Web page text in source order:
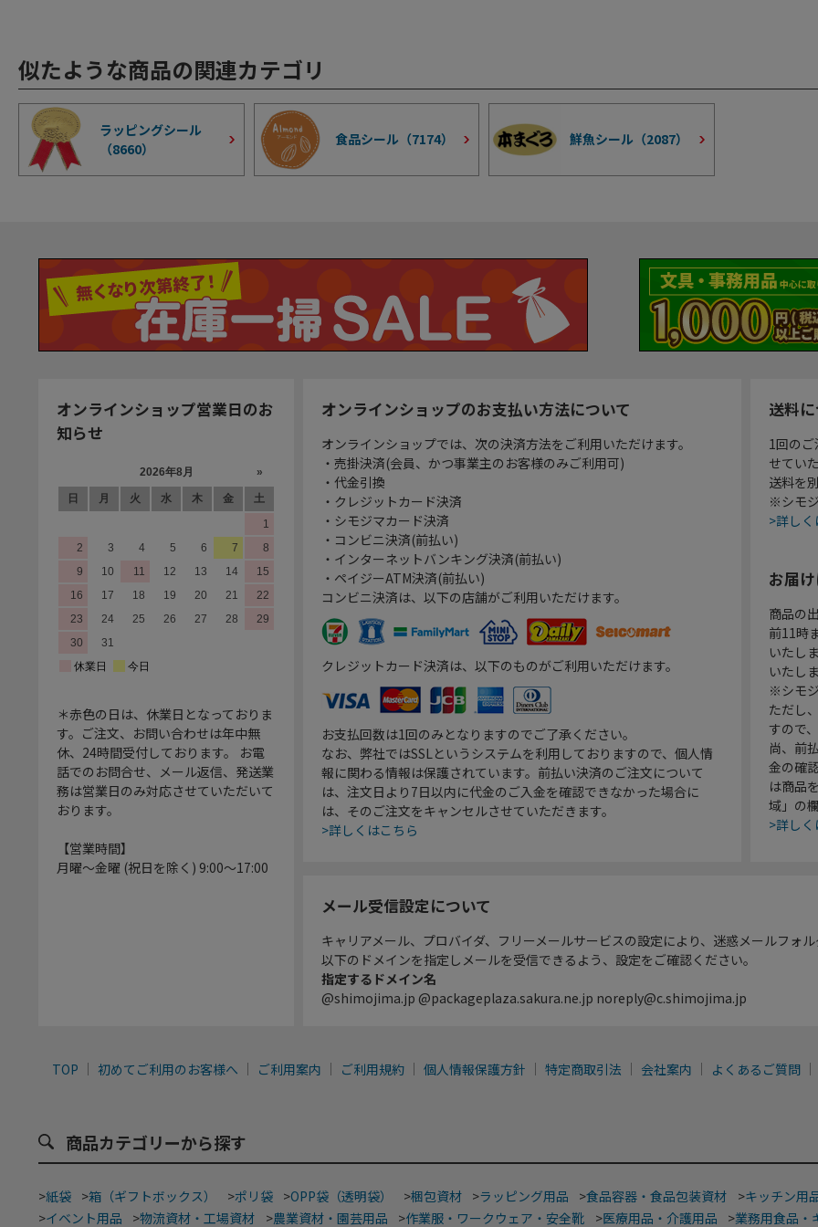
似たような商品の関連カテゴリ
ラッピングシール
（8660）
食品シール（7174） 鮮魚シール（2087）
オンラインショップ営業日のお
知らせ
＊赤色の日は、休業日となっておりま
す。ご注文、お問い合わせは年中無
休、24時間受付しております。 お電
話でのお問合せ、メール返信、発送業
務は営業日のみ対応させていただいて
おります。
【営業時間】
月曜～金曜 (祝日を除く) 9:00～17:00
オンラインショップのお支払い方法について
オンラインショップでは、次の決済方法をご利用いただけます。
・売掛決済(会員、かつ事業主のお客様のみご利用可)
・代金引換
・クレジットカード決済
・シモジマカード決済
・コンビニ決済(前払い)
・インターネットバンキング決済(前払い)
・ペイジーATM決済(前払い)
コンビニ決済は、以下の店舗がご利用いただけます。
クレジットカード決済は、以下のものがご利用いただけます。
お支払回数は1回のみとなりますのでご了承ください。
なお、弊社ではSSLというシステムを利用しておりますので、個人情
報に関わる情報は保護されています。前払い決済のご注文について
は、注文日より7日以内に代金のご入金を確認できなかった場合に
は、そのご注文をキャンセルさせていただきます。
>詳しくはこちら
送料
1回の
せてい
送料を
※シモ
>詳し
お届
商品の
前11時
いたし
いたし
※シモ
ただし
すので
尚、前
金の確
は商品
域」の
>詳し
メール受信設定について
キャリアメール、プロバイダ、フリーメールサービスの設定により、迷惑メールフォ
以下のドメインを指定しメールを受信できるよう、設定をご確認ください。
指定するドメイン名
@shimojima.jp @packageplaza.sakura.ne.jp noreply@c.shimojima.jp
TOP 初めてご利用のお客様へ ご利用案内 ご利用規約 個人情報保護方針 特定商取引法 会社案内 よくあるご質問
商品カテゴリーから探す
>紙袋 >箱（ギフトボックス） >ポリ袋 >OPP袋（透明袋） >梱包資材 >ラッピング用品 >食品容器・食品包装資材 >キッチン用
>イベント用品 >物流資材・工場資材 >農業資材・園芸用品 >作業服・ワークウェア・安全靴 >医療用品・介護用品 >業務用食品・